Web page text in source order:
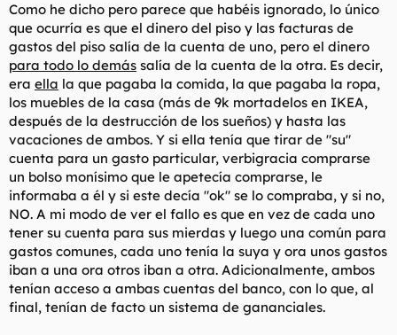
Como he dicho pero parece que habéis ignorado, lo único
que ocurría es que el dinero del piso y las facturas de
gastos del piso salía de la cuenta de uno, pero el dinero
para todo lo demás salía de la cuenta de la otra. Es decir,
era ella la que pagaba la comida, la que pagaba la ropa,
los muebles de la casa (más de 9k mortadelos en IKEA,
después de la destrucción de los sueños) y hasta las
vacaciones de ambos. Y si ella tenía que tirar de "su"
cuenta para un gasto particular, verbigracia comprarse
un bolso monísimo que le apetecía comprarse, le
informaba a él y si este decía "ok" se lo compraba, y si no,
NO. A mi modo de ver el fallo es que en vez de cada uno
tener su cuenta para sus mierdas y luego una común para
gastos comunes, cada uno tenía la suya y ora unos gastos
iban a una ora otros iban a otra. Adicionalmente, ambos
tenían acceso a ambas cuentas del banco, con lo que, al
final, tenían de facto un sistema de gananciales.